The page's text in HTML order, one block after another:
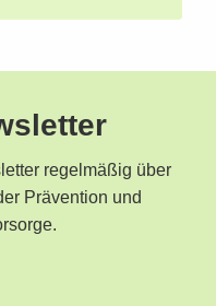
regelmäßig über
Prävention und